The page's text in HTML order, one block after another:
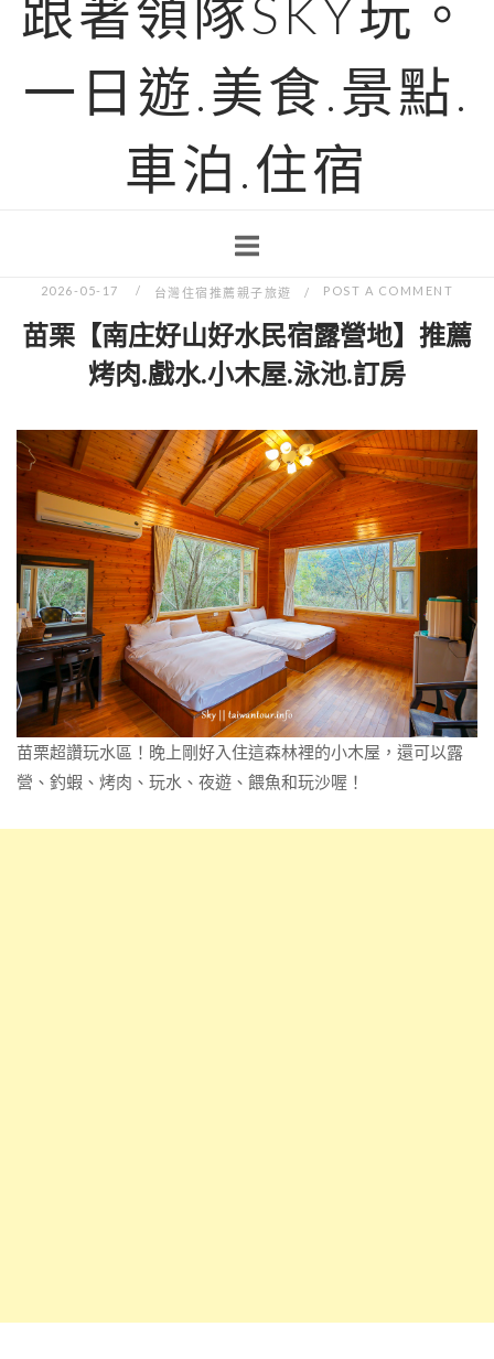
跟著領隊SKY玩。
一日遊.美食.景點.
車泊.住宿
2026-05-17 台灣住宿推薦親子旅遊 POST A COMMENT
苗栗【南庄好山好水民宿露營地】推薦
烤肉.戲水.小木屋.泳池.訂房
苗栗超讚玩水區！晚上剛好入住這森林裡的小木屋，還可以露
營、釣蝦、烤肉、玩水、夜遊、餵魚和玩沙喔！